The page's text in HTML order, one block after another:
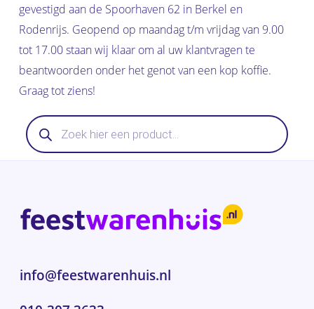
gevestigd aan de Spoorhaven 62 in Berkel en
Rodenrijs. Geopend op maandag t/m vrijdag van 9.00
tot 17.00 staan wij klaar om al uw klantvragen te
beantwoorden onder het genot van een kop koffie.
Graag tot ziens!
Producten
zoeken
info@feestwarenhuis.nl